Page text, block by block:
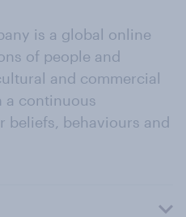
is a global online
of people and
and commercial
a continuous
beliefs, behaviours and